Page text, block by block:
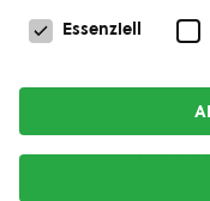
Datenschutzeinstellungen
Essenziell